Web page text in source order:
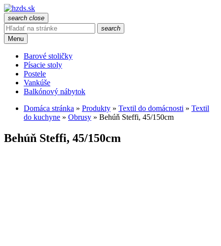
search close
search
Menu
Barové stoličky
Písacie stoly
Postele
Vankúše
Balkónový nábytok
Domáca stránka » Produkty » Textil do domácnosti » Textil
do kuchyne » Obrusy » Behúň Steffi, 45/150cm
Behúň Steffi, 45/150cm